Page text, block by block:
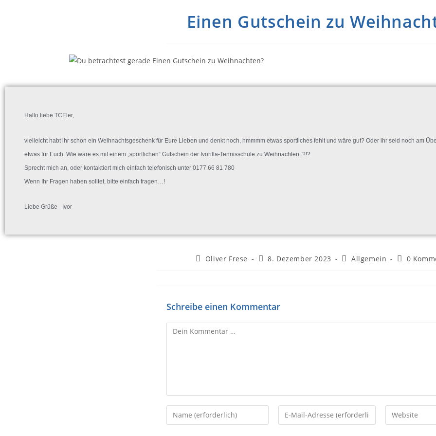
Einen Gutschein zu
Hallo liebe TCEler,
vielleicht habt ihr schon ein Weihnachtsgeschenk für Eure Lieben und denkt noch, hmmmm etwas sportliches fehlt und wäre gut? Oder ihr seid noch am
etwas für Euch. Wie wäre es mit einem „sportlichen“ Gutschein der Ivorilla-Tennisschule zu Weihnachten..?!?
Sprecht mich an, oder kontaktiert mich einfach telefonisch unter 0177 66 81 780
Wenn Ihr Fragen haben solltet, bitte einfach fragen…!
Liebe Grüße_ Ivor
Oliver Frese 8. Dezember 2023 Allgemein 0
Schreibe einen Kommentar